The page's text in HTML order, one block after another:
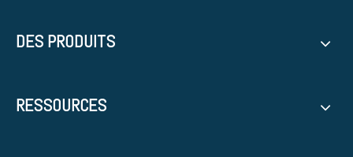
DES PRODUITS
RESSOURCES